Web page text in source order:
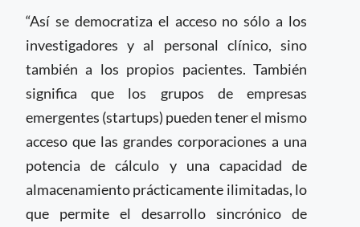
“Así se democratiza el acceso no sólo a los
investigadores y al personal clínico, sino
también a los propios pacientes. También
significa que los grupos de empresas
emergentes (startups) pueden tener el mismo
acceso que las grandes corporaciones a una
potencia de cálculo y una capacidad de
almacenamiento prácticamente ilimitadas, lo
que permite el desarrollo sincrónico de